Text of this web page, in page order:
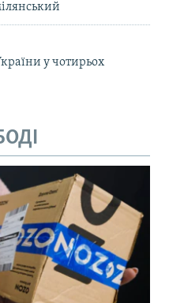
у чотирьох